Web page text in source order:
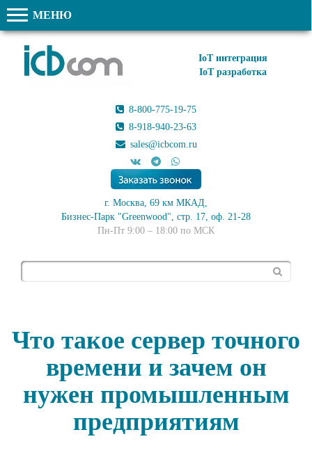
МЕНЮ
IoT интеграция
IoT разработка
8-800-775-19-75
8-918-940-23-63
sales@icbcom.ru
г. Москва, 69 км МКАД,
Бизнес-Парк "Greenwood", стр. 17, оф. 21-28
Пн-Пт 9:00 – 18:00 по МСК
Что такое сервер точного
времени и зачем он
нужен промышленным
предприятиям